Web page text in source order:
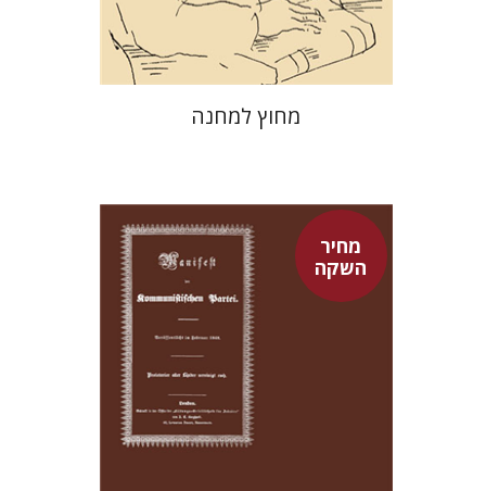
$42
$29
מחוץ למחנה
מחיר
השקהפיני איפרגן